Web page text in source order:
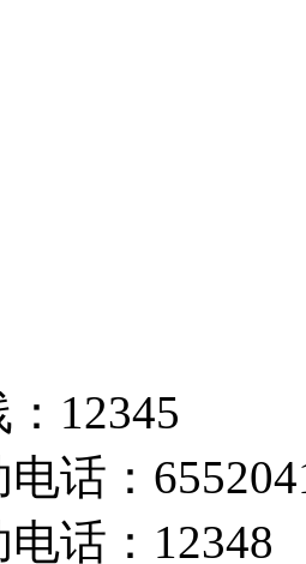
12345
话：
话：12348